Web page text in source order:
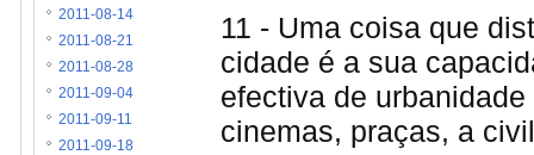
11 - Uma coisa que
cidade é a sua
efectiva de
cinemas, praças, a
2011-08-14
2011-08-21
2011-08-28
2011-09-04
2011-09-11
2011-09-18